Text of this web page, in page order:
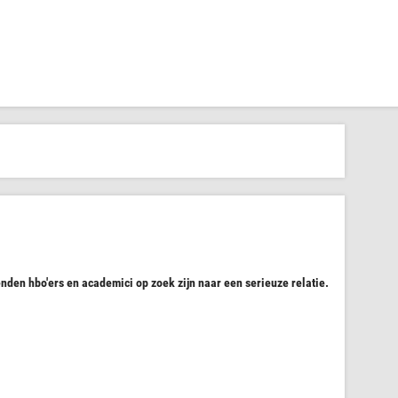
hbo'ers en academici op zoek zijn naar een serieuze relatie.